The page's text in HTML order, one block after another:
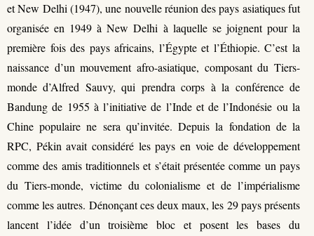
et New Delhi (1947), une nouvelle réunion des pays asiatiques fut
organisée en 1949 à New Delhi à laquelle se joignent pour la
première fois des pays africains, l’Égypte et l’Éthiopie. C’est la
naissance d’un mouvement afro-asiatique, composant du Tiers-
monde d’Alfred Sauvy, qui prendra corps à la conférence de
Bandung de 1955 à l’initiative de l’Inde et de l’Indonésie ou la
Chine populaire ne sera qu’invitée. Depuis la fondation de la
RPC, Pékin avait considéré les pays en voie de développement
comme des amis traditionnels et s’était présentée comme un pays
du Tiers-monde, victime du colonialisme et de l’impérialisme
comme les autres. Dénonçant ces deux maux, les 29 pays présents
lancent l’idée d’un troisième bloc et posent les bases du